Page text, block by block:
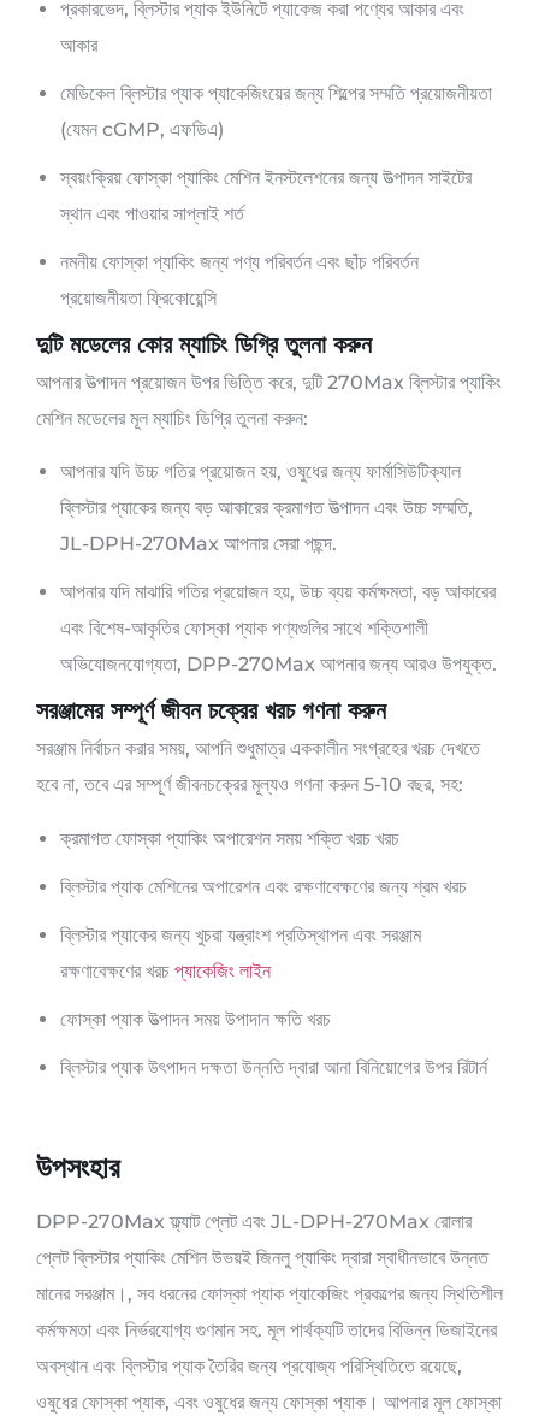
প্রকারভেদ, ব্লিস্টার প্যাক ইউনিটে প্যাকেজ করা পণ্যের আকার এবং
আকার
মেডিকেল ব্লিস্টার প্যাক প্যাকেজিংয়ের জন্য শিল্পের সম্মতি প্রয়োজনীয়তা
(যেমন cGMP, এফডিএ)
স্বয়ংক্রিয় ফোস্কা প্যাকিং মেশিন ইনস্টলেশনের জন্য উত্পাদন সাইটের
স্থান এবং পাওয়ার সাপ্লাই শর্ত
নমনীয় ফোস্কা প্যাকিং জন্য পণ্য পরিবর্তন এবং ছাঁচ পরিবর্তন
প্রয়োজনীয়তা ফ্রিকোয়েন্সি
দুটি মডেলের কোর ম্যাচিং ডিগ্রি তুলনা করুন
আপনার উত্পাদন প্রয়োজন উপর ভিত্তি করে, দুটি 270Max ব্লিস্টার প্যাকিং
মেশিন মডেলের মূল ম্যাচিং ডিগ্রি তুলনা করুন:
আপনার যদি উচ্চ গতির প্রয়োজন হয়, ওষুধের জন্য ফার্মাসিউটিক্যাল
ব্লিস্টার প্যাকের জন্য বড় আকারের ক্রমাগত উত্পাদন এবং উচ্চ সম্মতি,
JL-DPH-270Max আপনার সেরা পছন্দ.
আপনার যদি মাঝারি গতির প্রয়োজন হয়, উচ্চ ব্যয় কর্মক্ষমতা, বড় আকারের
এবং বিশেষ-আকৃতির ফোস্কা প্যাক পণ্যগুলির সাথে শক্তিশালী
অভিযোজনযোগ্যতা, DPP-270Max আপনার জন্য আরও উপযুক্ত.
সরঞ্জামের সম্পূর্ণ জীবন চক্রের খরচ গণনা করুন
সরঞ্জাম নির্বাচন করার সময়, আপনি শুধুমাত্র এককালীন সংগ্রহের খরচ দেখতে
হবে না, তবে এর সম্পূর্ণ জীবনচক্রের মূল্যও গণনা করুন 5-10 বছর, সহ:
ক্রমাগত ফোস্কা প্যাকিং অপারেশন সময় শক্তি খরচ খরচ
ব্লিস্টার প্যাক মেশিনের অপারেশন এবং রক্ষণাবেক্ষণের জন্য শ্রম খরচ
ব্লিস্টার প্যাকের জন্য খুচরা যন্ত্রাংশ প্রতিস্থাপন এবং সরঞ্জাম
রক্ষণাবেক্ষণের খরচ প্যাকেজিং লাইন
ফোস্কা প্যাক উত্পাদন সময় উপাদান ক্ষতি খরচ
ব্লিস্টার প্যাক উৎপাদন দক্ষতা উন্নতি দ্বারা আনা বিনিয়োগের উপর রিটার্ন
উপসংহার
DPP-270Max ফ্ল্যাট প্লেট এবং JL-DPH-270Max রোলার
প্লেট ব্লিস্টার প্যাকিং মেশিন উভয়ই জিনলু প্যাকিং দ্বারা স্বাধীনভাবে উন্নত
মানের সরঞ্জাম।, সব ধরনের ফোস্কা প্যাক প্যাকেজিং প্রকল্পের জন্য স্থিতিশীল
কর্মক্ষমতা এবং নির্ভরযোগ্য গুণমান সহ. মূল পার্থক্যটি তাদের বিভিন্ন ডিজাইনের
অবস্থান এবং ব্লিস্টার প্যাক তৈরির জন্য প্রযোজ্য পরিস্থিতিতে রয়েছে,
ওষুধের ফোস্কা প্যাক, এবং ওষুধের জন্য ফোস্কা প্যাক। আপনার মূল ফোস্কা